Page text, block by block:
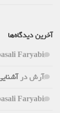
آخرین دیدگاه‌ها
Faryabi
آرشدرآشنایی
Faryabi